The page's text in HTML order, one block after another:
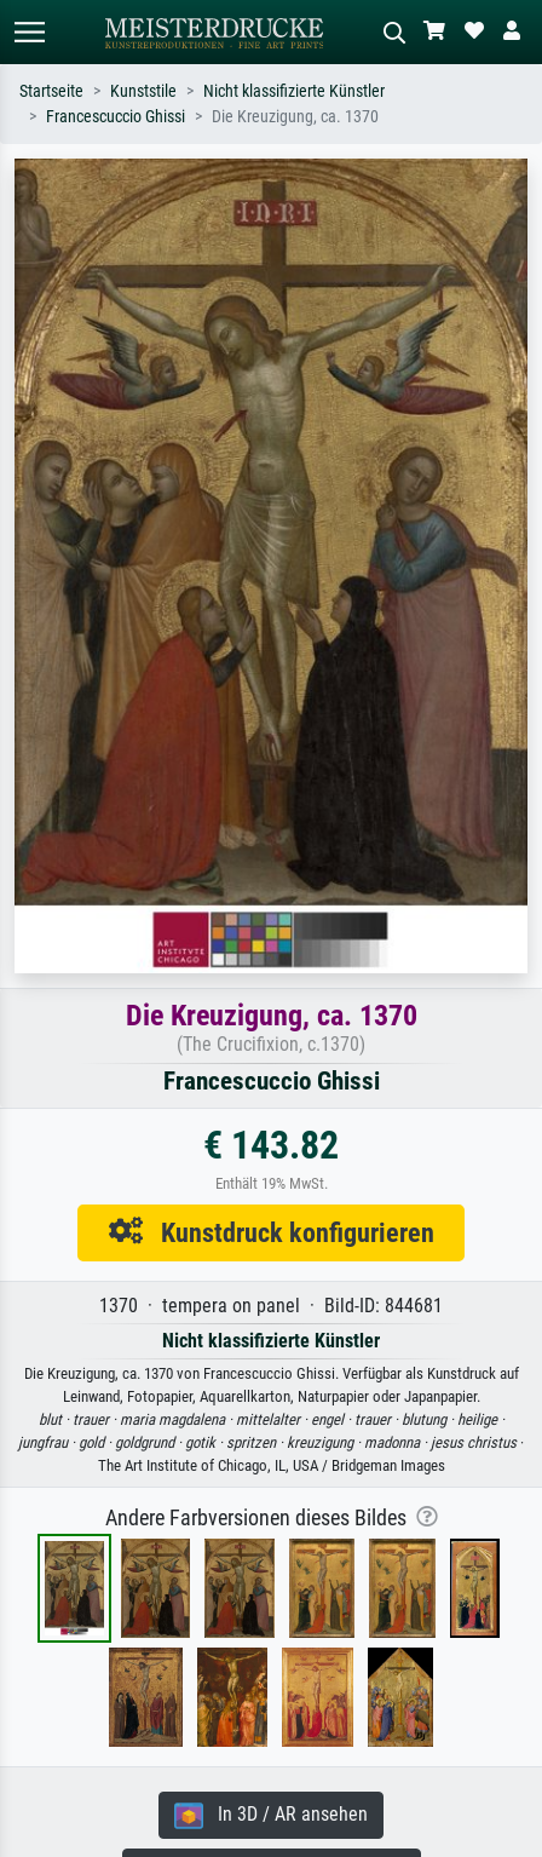
Suchen Sie nach Künstlern, Werktiteln
oder Stilen – z.B. Monet,
Sternennacht, Impressionismus, Welle
Hokusai, Akt.
Beschreiben Sie die Szene – z.B. Grüne
Wiese, Abstrakt mit viel Rot, Dunkles
Ölgemälde, Stehender Akt neben einem
Baum.
Startseite Kunststile
Nicht klassifizierte Künstler
Francescuccio Ghissi
Die Kreuzigung, ca. 1370
Die Kreuzigung, ca. 1370
(The Crucifixion, c.1370)
Francescuccio Ghissi
€ 143.82
Enthält 19% MwSt.
Kunstdruck konfigurieren
1370 · tempera on panel · Bild-ID: 844681
Nicht klassifizierte Künstler
Die Kreuzigung, ca. 1370 von Francescuccio Ghissi. Verfügbar als Kunstdruck auf
Leinwand, Fotopapier, Aquarellkarton, Naturpapier oder Japanpapier.
blut · trauer · maria magdalena · mittelalter · engel · trauer · blutung · heilige ·
jungfrau · gold · goldgrund · gotik · spritzen · kreuzigung · madonna · jesus christus·
The Art Institute of Chicago, IL, USA / Bridgeman Images
Andere Farbversionen dieses Bildes
In 3D / AR ansehen